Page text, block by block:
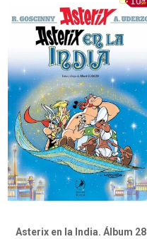
Asterix en la India. Álbum 28